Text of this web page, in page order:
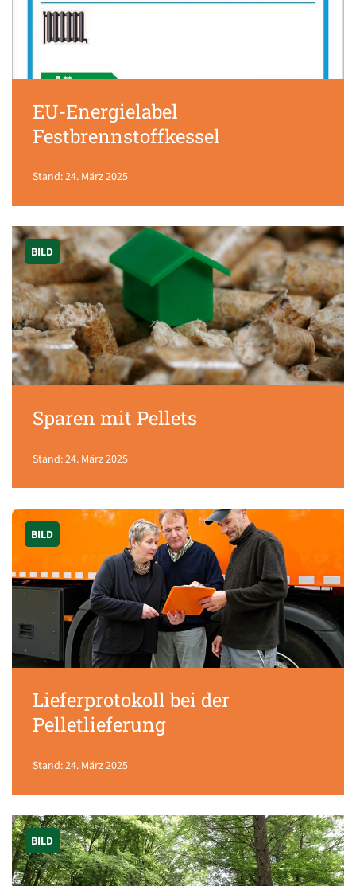
EU-Energielabel
Festbrennstoffkessel
Stand: 24. März 2025
BILD
Sparen mit Pellets
Stand: 24. März 2025
BILD
Lieferprotokoll bei der
Pelletlieferung
Stand: 24. März 2025
BILD